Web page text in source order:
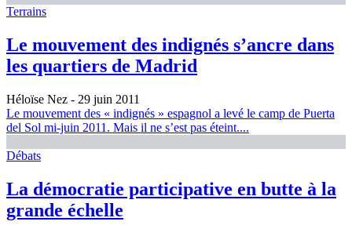
Terrains
Le mouvement des indignés s’ancre dans
les quartiers de Madrid
Héloïse Nez - 29 juin 2011
Le mouvement des « indignés » espagnol a levé le camp de Puerta
del Sol mi-juin 2011. Mais il ne s’est pas éteint....
Débats
La démocratie participative en butte à la
grande échelle